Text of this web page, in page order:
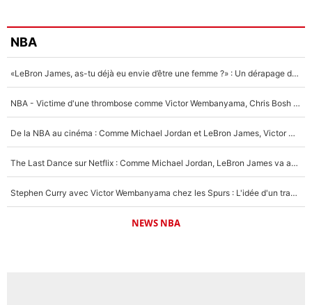
NBA
«LeBron James, as-tu déjà eu envie d’être une femme ?» : Un dérapage de Donald Trump sur la superstar de la NBA refait surface
NBA - Victime d'une thrombose comme Victor Wembanyama, Chris Bosh prévient le Français des risques sur sa santé : «J’ai failli mourir sur le coup et j’ai été ramené à la vie»
De la NBA au cinéma : Comme Michael Jordan et LeBron James, Victor Wembanyama rêve d'une carrière d'acteur !
The Last Dance sur Netflix : Comme Michael Jordan, LeBron James va avoir le droit à sa série !
Stephen Curry avec Victor Wembanyama chez les Spurs : L'idée d'un trade historique est lancée en NBA !
NEWS NBA